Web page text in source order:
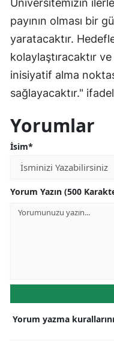
Üniversitemizin
payının olması bir
yaratacaktır.
kolaylaştıracaktır
inisiyatif alma
sağlayacaktır."
Yorumlar
İsim*
Yorum Yazın (500
Yorum yazma kurallarını